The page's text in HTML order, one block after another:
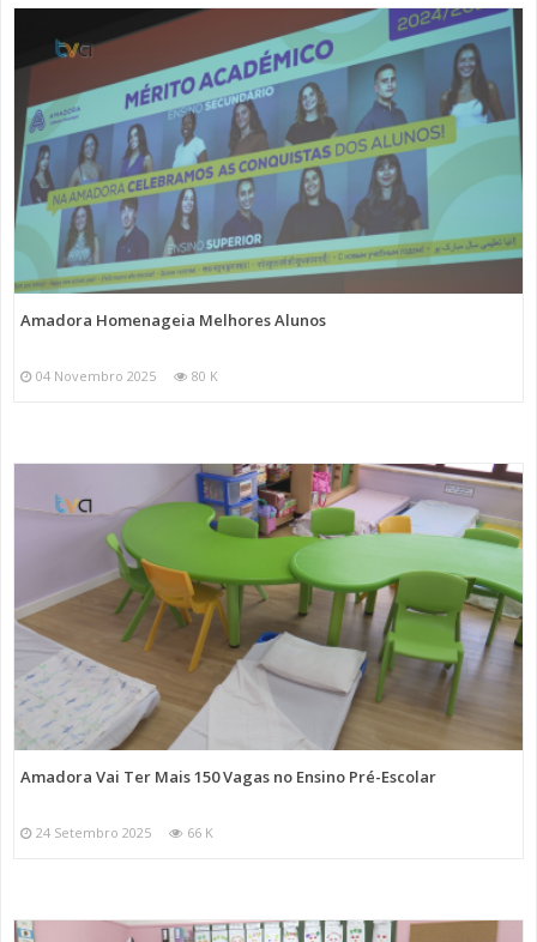
Amadora Homenageia Melhores Alunos
04 Novembro 2025 80 K
Amadora Vai Ter Mais 150 Vagas no Ensino Pré-Escolar
24 Setembro 2025 66 K